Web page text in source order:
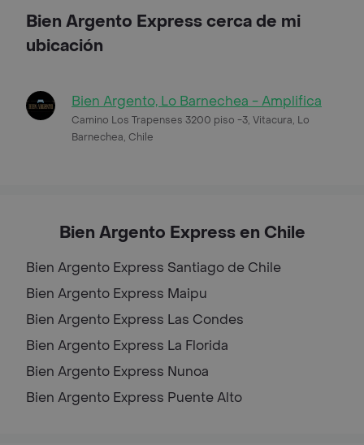
Bien Argento Express cerca de mi
ubicación
Bien Argento, Lo Barnechea - Amplifica
Camino Los Trapenses 3200 piso -3, Vitacura, Lo
Barnechea, Chile
Bien Argento Express en Chile
Bien Argento Express Santiago de Chile
Bien Argento Express Maipu
Bien Argento Express Las Condes
Bien Argento Express La Florida
Bien Argento Express Nunoa
Bien Argento Express Puente Alto